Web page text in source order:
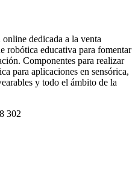
dedicada a la venta
robótica educativa para fomentar
Componentes para realizar
para aplicaciones en sensórica,
y todo el ámbito de la
302